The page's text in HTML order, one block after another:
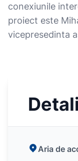
conexiunile
proiect este
vicepresedinta
Aria de